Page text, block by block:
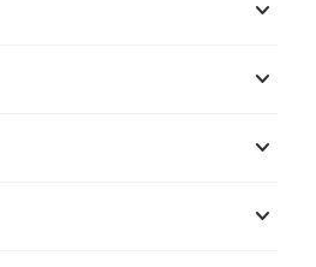
keyboard_arrow_down
keyboard_arrow_down
keyboard_arrow_down
keyboard_arrow_down